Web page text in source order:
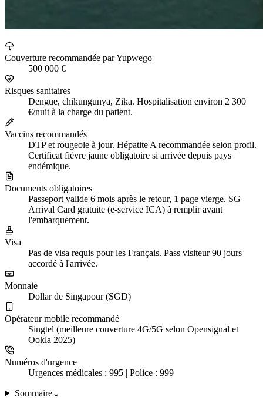
Couverture recommandée par Yupwego
500 000 €
Risques sanitaires
Dengue, chikungunya, Zika. Hospitalisation environ 2 300
€/nuit à la charge du patient.
Vaccins recommandés
DTP et rougeole à jour. Hépatite A recommandée selon profil.
Certificat fièvre jaune obligatoire si arrivée depuis pays
endémique.
Documents obligatoires
Passeport valide 6 mois après le retour, 1 page vierge. SG
Arrival Card gratuite (e-service ICA) à remplir avant
l'embarquement.
Visa
Pas de visa requis pour les Français. Pass visiteur 90 jours
accordé à l'arrivée.
Monnaie
Dollar de Singapour (SGD)
Opérateur mobile recommandé
Singtel (meilleure couverture 4G/5G selon Opensignal et
Ookla 2025)
Numéros d'urgence
Urgences médicales : 995 | Police : 999
Sommaire⌄